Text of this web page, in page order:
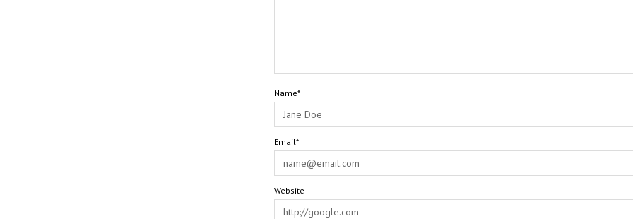
Name*
Email*
Website